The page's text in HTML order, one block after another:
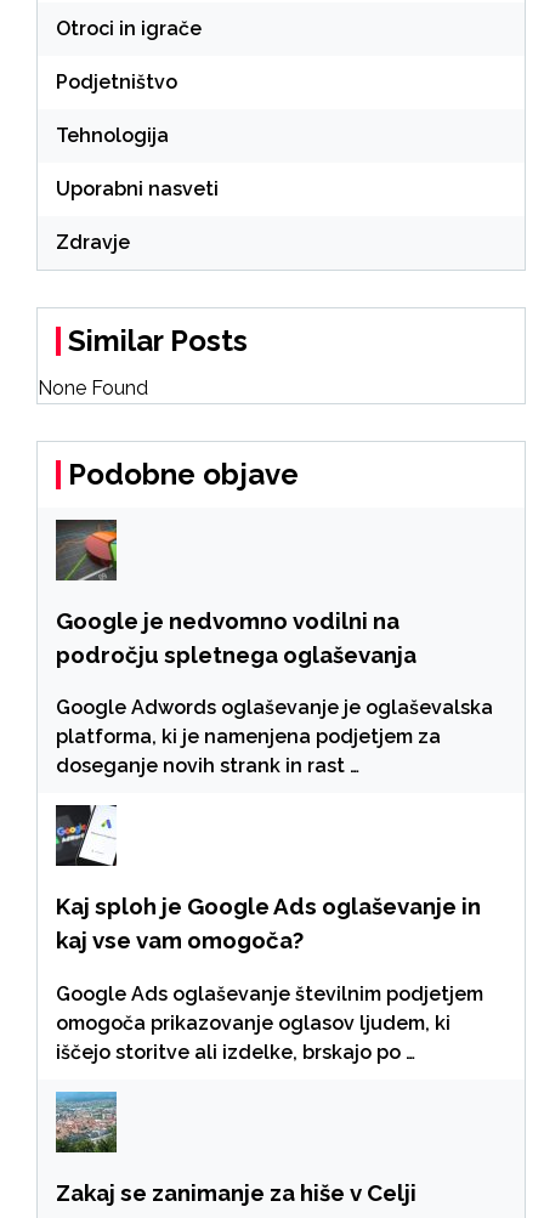
Otroci in igrače
Podjetništvo
Tehnologija
Uporabni nasveti
Zdravje
Similar Posts
None Found
Podobne objave
Google je nedvomno vodilni na
področju spletnega oglaševanja
Google Adwords oglaševanje je oglaševalska
platforma, ki je namenjena podjetjem za
doseganje novih strank in rast …
Kaj sploh je Google Ads oglaševanje in
kaj vse vam omogoča?
Google Ads oglaševanje številnim podjetjem
omogoča prikazovanje oglasov ljudem, ki
iščejo storitve ali izdelke, brskajo po …
Zakaj se zanimanje za hiše v Celji